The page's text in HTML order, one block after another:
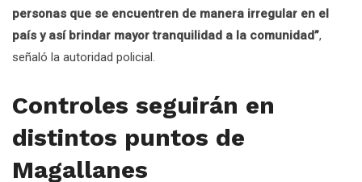
personas que se encuentren de manera irregular en el
país y así brindar mayor tranquilidad a la comunidad”,
señaló la autoridad policial.
Controles seguirán en
distintos puntos de
Magallanes